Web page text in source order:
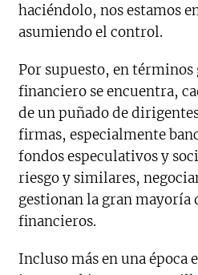
haciéndolo, nos estamos
asumiendo el control.
Por supuesto, en
financiero se encuentra,
de un puñado de
firmas, especialmente
fondos especulativos y
riesgo y similares,
gestionan la gran mayoría
financieros.
Incluso más en una época